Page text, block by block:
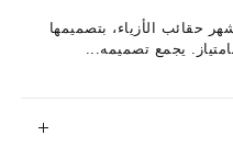
حقائب الأزياء، بتصميمها
يجمع تصميمه...